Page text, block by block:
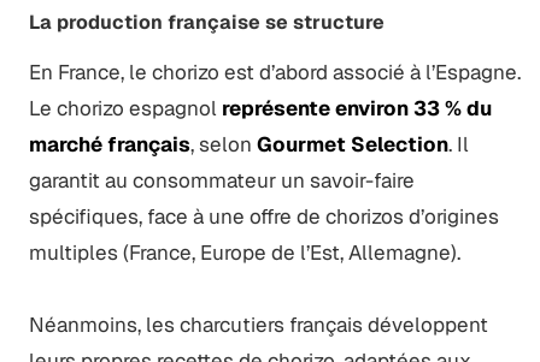
La production française se structure
En France, le chorizo est d’abord associé à l’Espagne.
Le chorizo espagnol représente environ 33 % du
marché français, selon Gourmet Selection. Il
garantit au consommateur un savoir-faire
spécifiques, face à une offre de chorizos d’origines
multiples (France, Europe de l’Est, Allemagne).
Néanmoins, les charcutiers français développent